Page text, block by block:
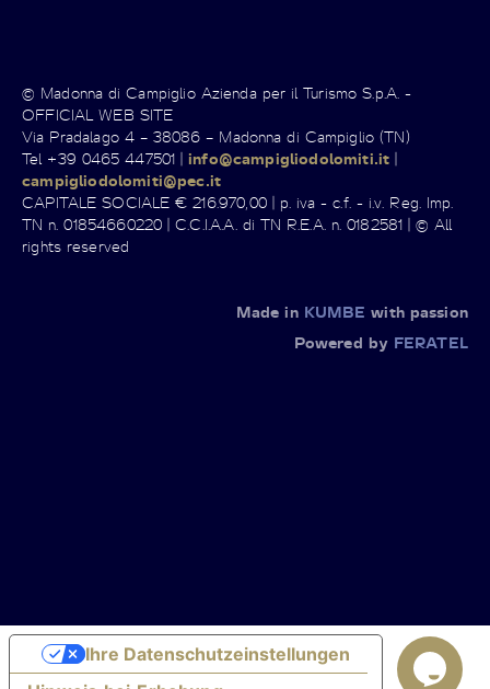
© Madonna di Campiglio Azienda per il Turismo S.p.A. -
OFFICIAL WEB SITE
Via Pradalago 4 – 38086 – Madonna di Campiglio (TN)
Tel +39 0465 447501 |info@campigliodolomiti.it |
campigliodolomiti@pec.it
CAPITALE SOCIALE € 216.970,00 | p. iva - c.f. - i.v. Reg. Imp.
TN n. 01854660220 | C.C.I.A.A. di TN R.E.A. n. 0182581 | © All
rights reserved
Made in KUMBE with passion
Powered by FERATEL
Ihre Datenschutzeinstellungen